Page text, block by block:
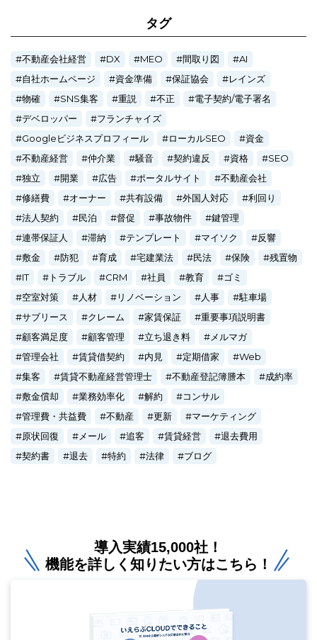
タグ
不動産会社経営 DX MEO 間取り図
AI
自社ホームページ
資金準備 保証協会
レインズ
物確
SNS集客 重説 不正
電子契約/電子署名
デベロッパー
フランチャイズ
Googleビジネスプロフィール
ローカルSEO
資金
不動産経営
仲介業 騒音 契約違反 資格
SEO
独立
開業 広告 ポータルサイト
不動産会社
修繕費
オーナー 共有設備 外国人対応
利回り
法人契約
民泊 督促 事故物件
鍵管理
連帯保証人
滞納 テンプレート マイソク
反響
敷金
防犯 育成 宅建業法 民法 保険
残置物
IT
トラブル CRM 社員 教育
ゴミ
空室対策
人材 リノベーション 人事
駐車場
サブリース
クレーム 家賃保証
重要事項説明書
顧客満足度
顧客管理 立ち退き料
メルマガ
管理会社
賃貸借契約 内見 定期借家
Web
集客
賃貸不動産経営管理士 不動産登記簿謄本
成約率
敷金償却
業務効率化 解約
コンサル
管理費・共益費
不動産 更新
マーケティング
原状回復
メール 追客 賃貸経営
退去費用
契約書
退去 特約 法律 ブログ
導入実績15,000社！
機能を詳しく知りたい方はこちら！